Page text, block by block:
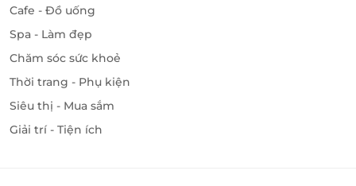
Cafe - Đồ uống
Spa - Làm đẹp
Chăm sóc sức khoẻ
Thời trang - Phụ kiện
Siêu thị - Mua sắm
Giải trí - Tiện ích